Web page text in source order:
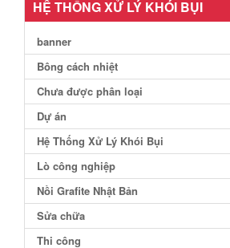
HỆ THỐNG XỬ LÝ KHÓI BỤI
banner
Bông cách nhiệt
Chưa được phân loại
Dự án
Hệ Thống Xử Lý Khói Bụi
Lò công nghiệp
Nồi Grafite Nhật Bản
Sửa chữa
Thi công